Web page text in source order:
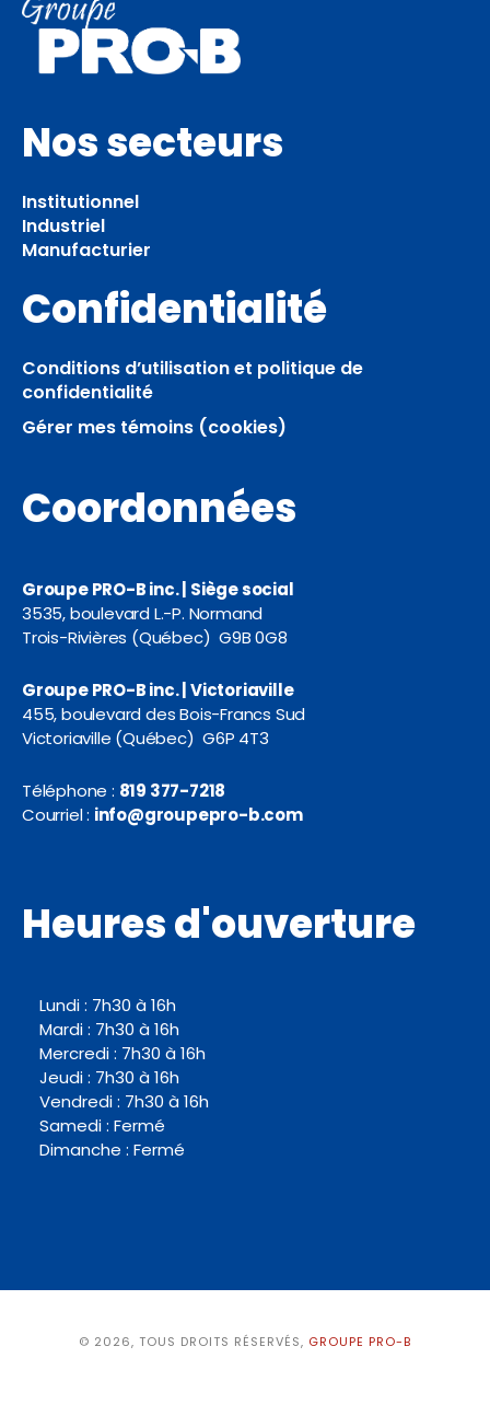
Nos secteurs
Institutionnel
Industriel
Manufacturier
Confidentialité
Conditions d’utilisation et politique de
confidentialité
Gérer mes témoins (cookies)
Coordonnées
Groupe PRO-B inc. | Siège social
3535, boulevard L.-P. Normand
Trois-Rivières (Québec) G9B 0G8
Groupe PRO-B inc. | Victoriaville
455, boulevard des Bois-Francs Sud
Victoriaville (Québec) G6P 4T3
Téléphone : 819 377-7218
Courriel : info@groupepro-b.com
Heures d'ouverture
Lundi : 7h30 à 16h
Mardi : 7h30 à 16h
Mercredi : 7h30 à 16h
Jeudi : 7h30 à 16h
Vendredi : 7h30 à 16h
Samedi : Fermé
Dimanche : Fermé
© 2026, TOUS DROITS RÉSERVÉS, GROUPE PRO-B